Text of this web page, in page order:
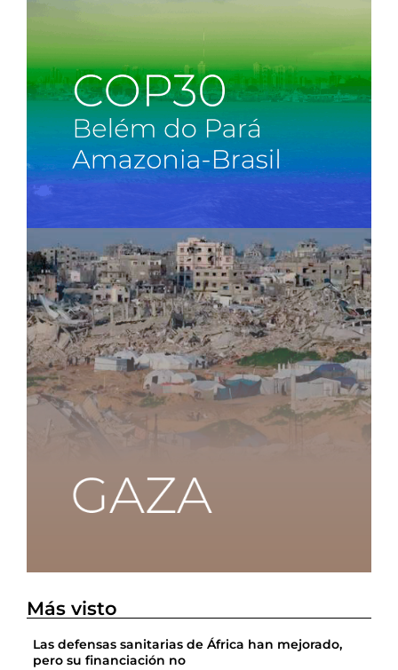
Más visto
Las defensas sanitarias de África han mejorado,
pero su financiación no